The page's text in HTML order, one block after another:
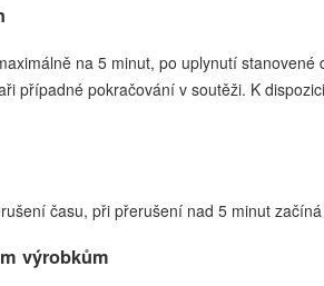
na 5 minut, po uplynutí
případné pokračování v soutěži. K
času, při přerušení nad 5 minut
výrobkům